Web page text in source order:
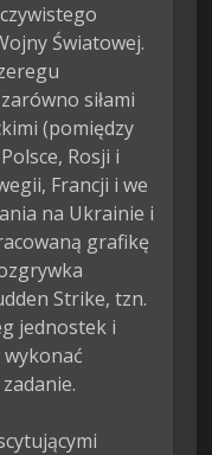
Światowej.
siłami
(pomiędzy
Rosji i
Francji i we
na Ukrainie i
grafikę
Strike, tzn.
jednostek i